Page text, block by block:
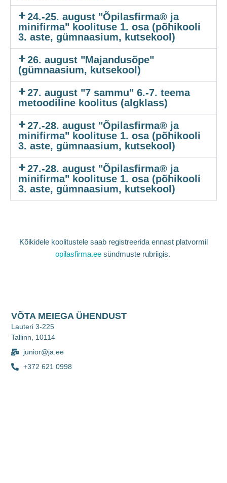
24.-25. august "Õpilasfirma® ja
minifirma" koolituse 1. osa (põhikooli
3. aste, gümnaasium, kutsekool)
26. august "Majandusõpe"
(gümnaasium, kutsekool)
27. august "7 sammu" 6.-7. teema
metoodiline koolitus (algklass)
27.-28. august "Õpilasfirma® ja
minifirma" koolituse 1. osa (põhikooli
3. aste, gümnaasium, kutsekool)
27.-28. august "Õpilasfirma® ja
minifirma" koolituse 1. osa (põhikooli
3. aste, gümnaasium, kutsekool)
Kõikidele koolitustele saab registreerida ennast platvormil
opilasfirma.eesündmuste rubriigis.
VÕTA MEIEGA ÜHENDUST
Lauteri 3-225
Tallinn, 10114
junior@ja.ee
+372 621 0998